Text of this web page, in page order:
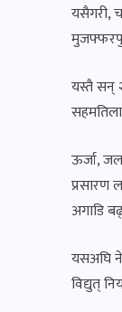
यसैगरी,
यस्तै सन्
ऊर्जा,
प्रसारण
अगाडि
यसअघि
विद्युत्